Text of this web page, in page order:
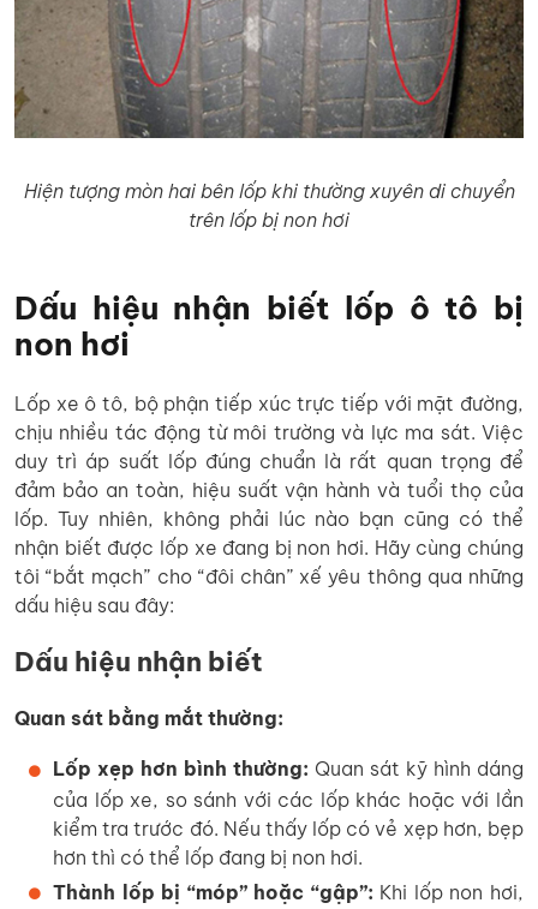
Hiện tượng mòn hai bên lốp khi thường xuyên di chuyển
trên lốp bị non hơi
Dấu hiệu nhận biết lốp ô tô bị
non hơi
Lốp xe ô tô, bộ phận tiếp xúc trực tiếp với mặt đường,
chịu nhiều tác động từ môi trường và lực ma sát. Việc
duy trì áp suất lốp đúng chuẩn là rất quan trọng để
đảm bảo an toàn, hiệu suất vận hành và tuổi thọ của
lốp. Tuy nhiên, không phải lúc nào bạn cũng có thể
nhận biết được lốp xe đang bị non hơi. Hãy cùng chúng
tôi “bắt mạch” cho “đôi chân” xế yêu thông qua những
dấu hiệu sau đây:
Dấu hiệu nhận biết
Quan sát bằng mắt thường:
Lốp xẹp hơn bình thường: Quan sát kỹ hình dáng
của lốp xe, so sánh với các lốp khác hoặc với lần
kiểm tra trước đó. Nếu thấy lốp có vẻ xẹp hơn, bẹp
hơn thì có thể lốp đang bị non hơi.
Thành lốp bị “móp” hoặc “gập”: Khi lốp non hơi,